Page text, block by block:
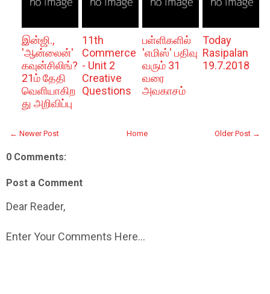
இன்ஜி.,
'ஆன்லைன்'
கவுன்சிலிங்?
21ம் தேதி
வெளியாகிற
து அறிவிப்பு
11th
Commerce
- Unit 2
Creative
Questions
பள்ளிகளில்
'எமிஸ்' பதிவு
வரும் 31
வரை
அவகாசம்
Today
Rasipalan
19.7.2018
← Newer Post Older Post →
Home
0 Comments:
Post a Comment
Dear Reader,
Enter Your Comments Here...